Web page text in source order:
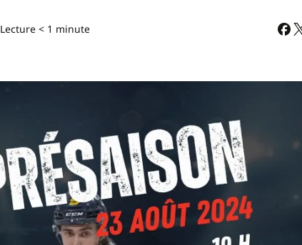
Lecture < 1 minute